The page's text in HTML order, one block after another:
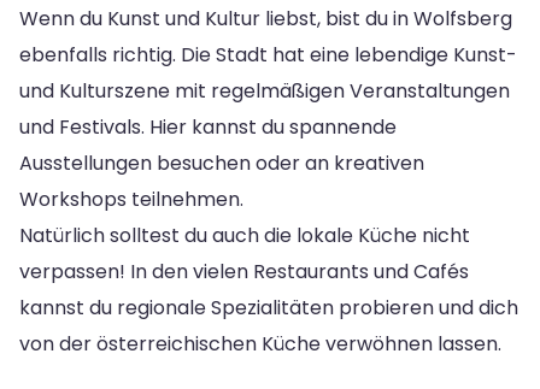
Wenn du Kunst und Kultur liebst, bist du in Wolfsberg
ebenfalls richtig. Die Stadt hat eine lebendige Kunst-
und Kulturszene mit regelmäßigen Veranstaltungen
und Festivals. Hier kannst du spannende
Ausstellungen besuchen oder an kreativen
Workshops teilnehmen.
Natürlich solltest du auch die lokale Küche nicht
verpassen! In den vielen Restaurants und Cafés
kannst du regionale Spezialitäten probieren und dich
von der österreichischen Küche verwöhnen lassen.